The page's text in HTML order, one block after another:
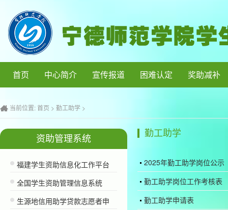
首页 中心简介 宣传报道 困难认定 奖助减补
当前位置:首页 > 勤工助学 >
勤工助学
2025年勤工助学岗位公示
勤工助学岗位工作考核表
勤工助学申请表
资助管理系统
福建学生资助信息化工作平台
全国学生资助管理信息系统
生源地信用助学贷款志愿者申